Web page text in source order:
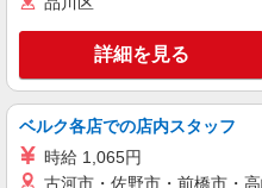
有）★ ゜・。
紹介予定派遣
株式会社シエロ
【ドコモ】の
派遣期間
225000円〜
詳細を見る
ベルク各店での店内スタッフ
時給 1,065円
古河市・佐野市・前橋市・